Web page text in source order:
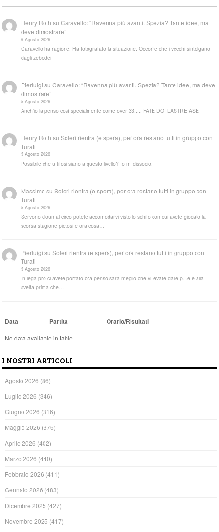
Henry Roth suCaravello: “Ravenna più avanti. Spezia? Tante idee, ma
deve dimostrare”
6 Agosto 2026
Caravello ha ragione. Ha fotografato la situazione. Occorre che i vecchi sintolgano
dagli zebedei!
Pierluigi suCaravello: “Ravenna più avanti. Spezia? Tante idee, ma deve
dimostrare”
5 Agosto 2026
Anch'io la penso così specialmente come over 33..... FATE DOI LASTRE ASE
Henry Roth suSoleri rientra (e spera), per ora restano tutti in gruppo con
Turati
5 Agosto 2026
Possibile che u tifosi siano a questo livello? Io mi dissocio.
Massimo suSoleri rientra (e spera), per ora restano tutti in gruppo con
Turati
5 Agosto 2026
Servono cloun al circo potete accomodarvi visto lo schifo con cui avete giocato la
scorsa stagione pietosi e ora cosa…
Pierluigi suSoleri rientra (e spera), per ora restano tutti in gruppo con
Turati
5 Agosto 2026
In lega pro ci avete portato ora penso sarà meglio che vi levate dalle p...e e alla
svelta prima che…
Data Partita Orario/Risultati
No data available in table
I NOSTRI ARTICOLI
Agosto 2026 (86)
Luglio 2026 (346)
Giugno 2026 (316)
Maggio 2026 (376)
Aprile 2026 (402)
Marzo 2026 (440)
Febbraio 2026 (411)
Gennaio 2026 (483)
Dicembre 2025 (427)
Novembre 2025 (417)